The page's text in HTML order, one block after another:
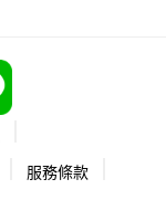
服務條款